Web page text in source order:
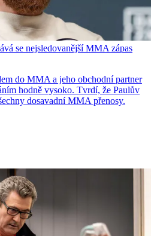
se nejsledovanější MMA zápas
do MMA a jeho obchodní partner
hodně vysoko. Tvrdí, že Paulův
dosavadní MMA přenosy.